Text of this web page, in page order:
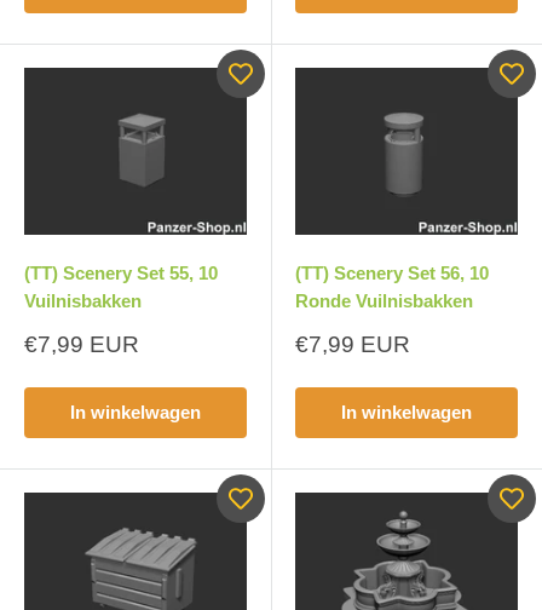
(TT) Scenery Set 55, 10
Vuilnisbakken
Aanbiedingsprijs
€7,99 EUR
In winkelwagen
(TT) Scenery Set 56, 10
Ronde Vuilnisbakken
Aanbiedingsprijs
€7,99 EUR
In winkelwagen